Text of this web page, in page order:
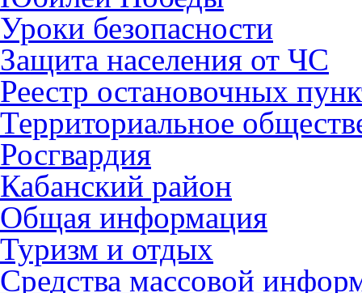
Уроки безопасности
Защита населения от ЧС
Реестр остановочных
Территориальное
Росгвардия
Кабанский район
Общая информация
Туризм и отдых
Средства массовой